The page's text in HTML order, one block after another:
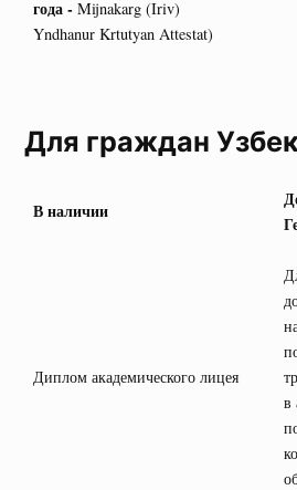
года - Mijnakarg (Iriv)
Yndhanur Krtutyan Attestat)
Для граждан
В наличии
Диплом академического лицея
в